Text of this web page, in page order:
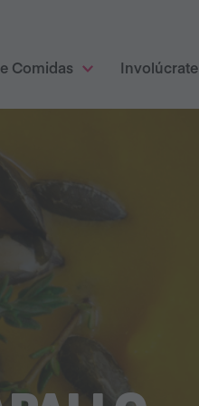
Comidas Involúcrate